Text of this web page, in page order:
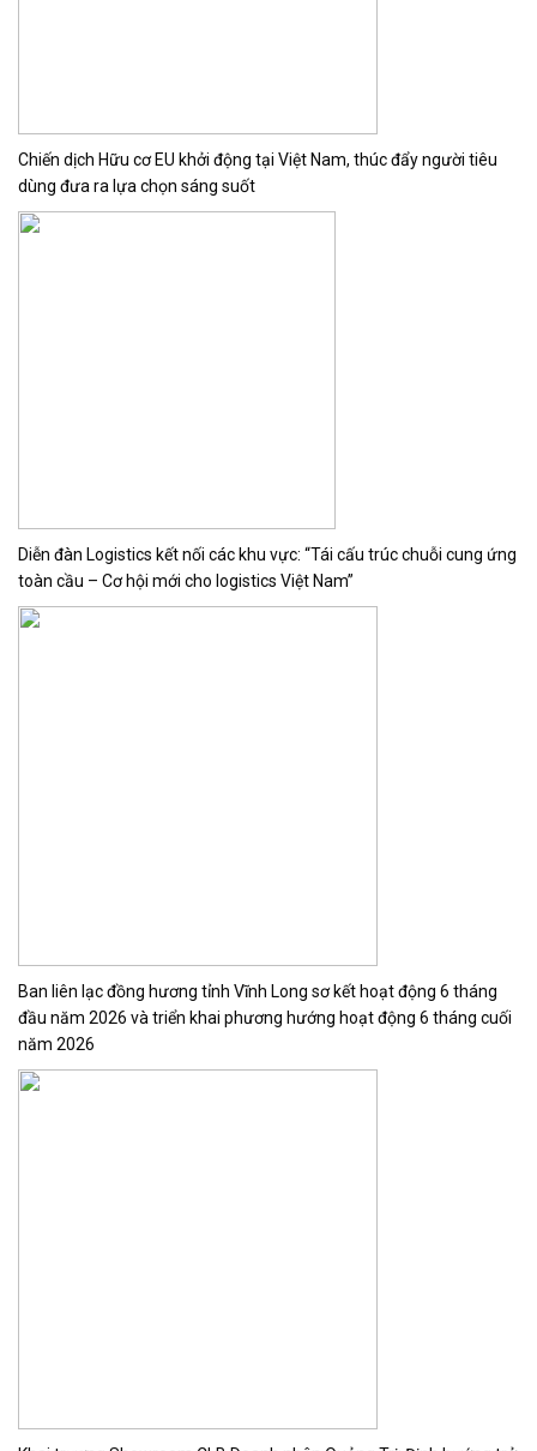
Chiến dịch Hữu cơ EU khởi động tại Việt Nam, thúc đẩy người tiêu
dùng đưa ra lựa chọn sáng suốt
Diễn đàn Logistics kết nối các khu vực: “Tái cấu trúc chuỗi cung ứng
toàn cầu – Cơ hội mới cho logistics Việt Nam”
Ban liên lạc đồng hương tỉnh Vĩnh Long sơ kết hoạt động 6 tháng
đầu năm 2026 và triển khai phương hướng hoạt động 6 tháng cuối
năm 2026